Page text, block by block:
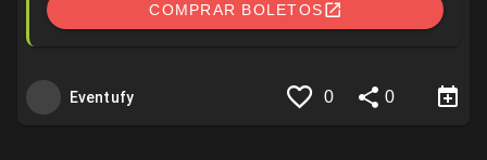
COMPRAR BOLETOS
Eventufy 0 0